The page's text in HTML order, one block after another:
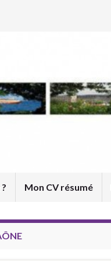
Mon CV résumé